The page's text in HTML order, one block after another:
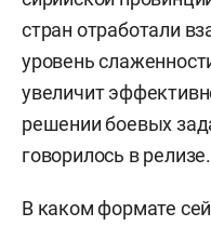
стран отработали
уровень
увеличит
решении боевых
говорилось в релизе.
В каком формате